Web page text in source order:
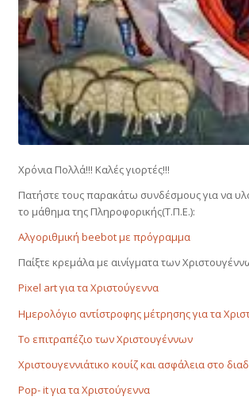
Χρόνια Πολλά!!! Καλές γιορτές!!!
Πατήστε τους παρακάτω συνδέσμους για να
το μάθημα της Πληροφορικής(Τ.Π.Ε.):
Αλγοριθμική beebot με πρόγραμμα
Παίξτε κρεμάλα με αινίγματα των
Pixel art για τα Χριστούγεννα
Ημερολόγιο αντίστροφης μέτρησης για τα
Το επιτραπέζιο των Χριστουγέννων
Χριστουγεννιάτικο κουίζ και ασφάλεια στο
Pop- it για τα Χριστούγεννα